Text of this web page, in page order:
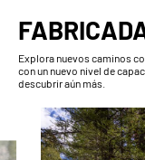
Explora nuevos caminos
con un nuevo nivel de
descubrir aún más.